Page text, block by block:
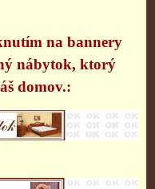
na bannery
nábytok, ktorý
domov.: